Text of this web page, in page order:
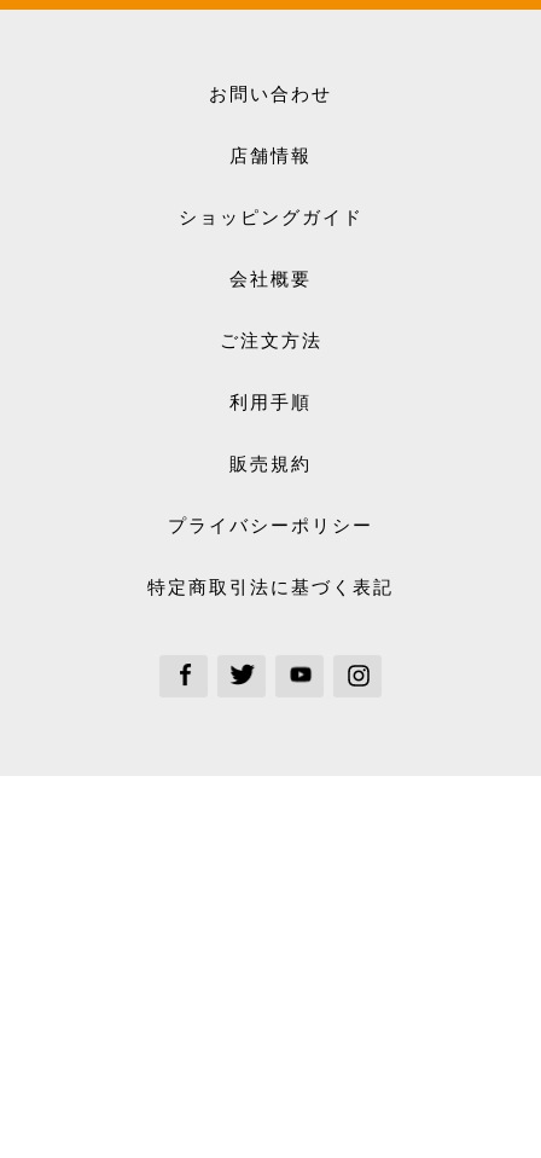
お問い合わせ
店舗情報
ショッピングガイド
会社概要
ご注文方法
利用手順
販売規約
プライバシーポリシー
特定商取引法に基づく表記
See our FacebookSee our TwitterSee our Youtube channel
See our Instagram Plus